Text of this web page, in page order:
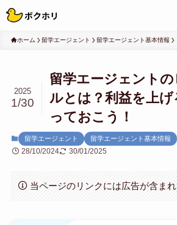
ホーム 留学エージェント 留学エージェント基本情報
留学エージェント
ルとは？利益を上
っておこう！
2025
1/30
留学エージェント 留学エージェント基本情報
28/10/2024 30/01/2025
当ページのリンクには広告が含まれ